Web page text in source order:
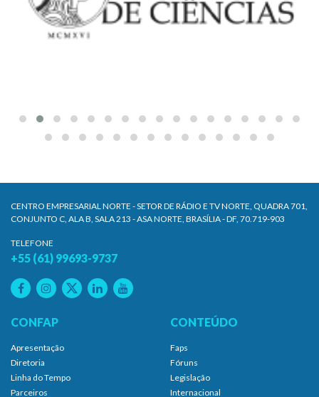
CENTRO EMPRESARIAL NORTE - SETOR DE RÁDIO E TV NORTE, QUADRA 701,
CONJUNTO C, ALA B, SALA 213 - ASA NORTE, BRASÍLIA - DF, 70.719-903
TELEFONE
+55 (61) 99693-9737
CONFAP
Apresentação
Diretoria
Linha do Tempo
Parceiros
CONTEÚDO
Faps
Fóruns
Legislação
Internacional